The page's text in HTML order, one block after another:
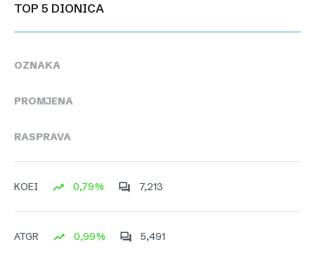
TOP 5 DIONICA
OZNAKA
PROMJENA
RASPRAVA
KOEI 0,79% 7,213
ATGR 0,99% 5,491